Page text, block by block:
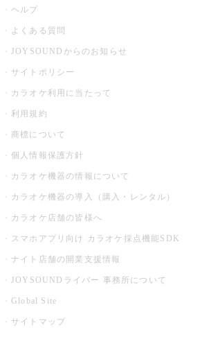
ヘルプ
よくある質問
JOYSOUNDからのお知らせ
サイトポリシー
カラオケ利用に当たって
利用規約
商標について
個人情報保護方針
カラオケ機器の情報について
カラオケ機器の導入（購入・レンタル）
カラオケ店舗の皆様へ
スマホアプリ向け カラオケ採点機能SDK
ナイト店舗の開業支援情報
JOYSOUNDライバー 事務所について
Global Site
サイトマップ